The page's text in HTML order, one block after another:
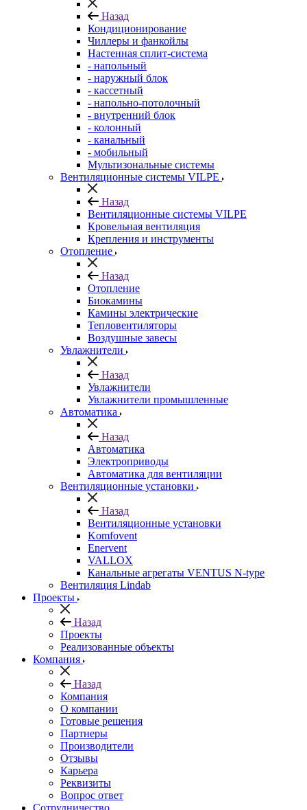
Назад
Кондиционирование
Чиллеры и фанкойлы
Настенная сплит-система
- напольный
- наружный блок
- кассетный
- напольно-потолочный
- внутренний блок
- колонный
- канальный
- мобильный
Мультизональные системы
Вентиляционные системы VILPE
Назад
Вентиляционные системы VILPE
Кровельная вентиляция
Крепления и инструменты
Отопление
Назад
Отопление
Биокамины
Камины электрические
Тепловентиляторы
Воздушные завесы
Увлажнители
Назад
Увлажнители
Увлажнители промышленные
Автоматика
Назад
Автоматика
Электроприводы
Автоматика для вентиляции
Вентиляционные установки
Назад
Вентиляционные установки
Komfovent
Enervent
VALLOX
Канальные агрегаты VENTUS N-type
Вентиляция Lindab
Проекты
Назад
Проекты
Реализованные объекты
Компания
Назад
Компания
О компании
Готовые решения
Партнеры
Производители
Отзывы
Карьера
Реквизиты
Вопрос ответ
Сотрудничество